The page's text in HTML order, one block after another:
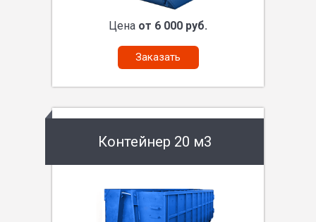
Цена от 6 000 руб.
Заказать
Контейнер 20 м3